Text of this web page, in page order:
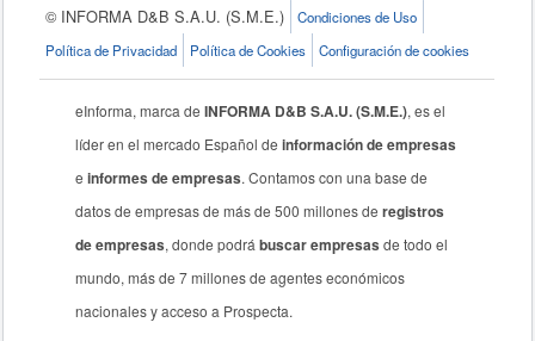
© INFORMA D&B S.A.U. (S.M.E.)
Condiciones de Uso
Política de Privacidad
Política de Cookies Configuración de cookies
eInforma, marca deINFORMA D&B S.A.U. (S.M.E.), es el
líder en el mercado Español deinformación de empresas
einformes de empresas. Contamos con una base de
datos de empresas de más de 500 millones deregistros
de empresas, donde podrábuscar empresas de todo el
mundo, más de 7 millones de agentes económicos
nacionales y acceso a Prospecta.